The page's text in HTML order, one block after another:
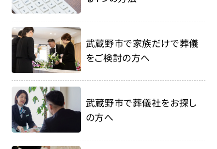
武蔵野市で家族だけで葬儀
をご検討の方へ
武蔵野市で葬儀社をお探し
の方へ